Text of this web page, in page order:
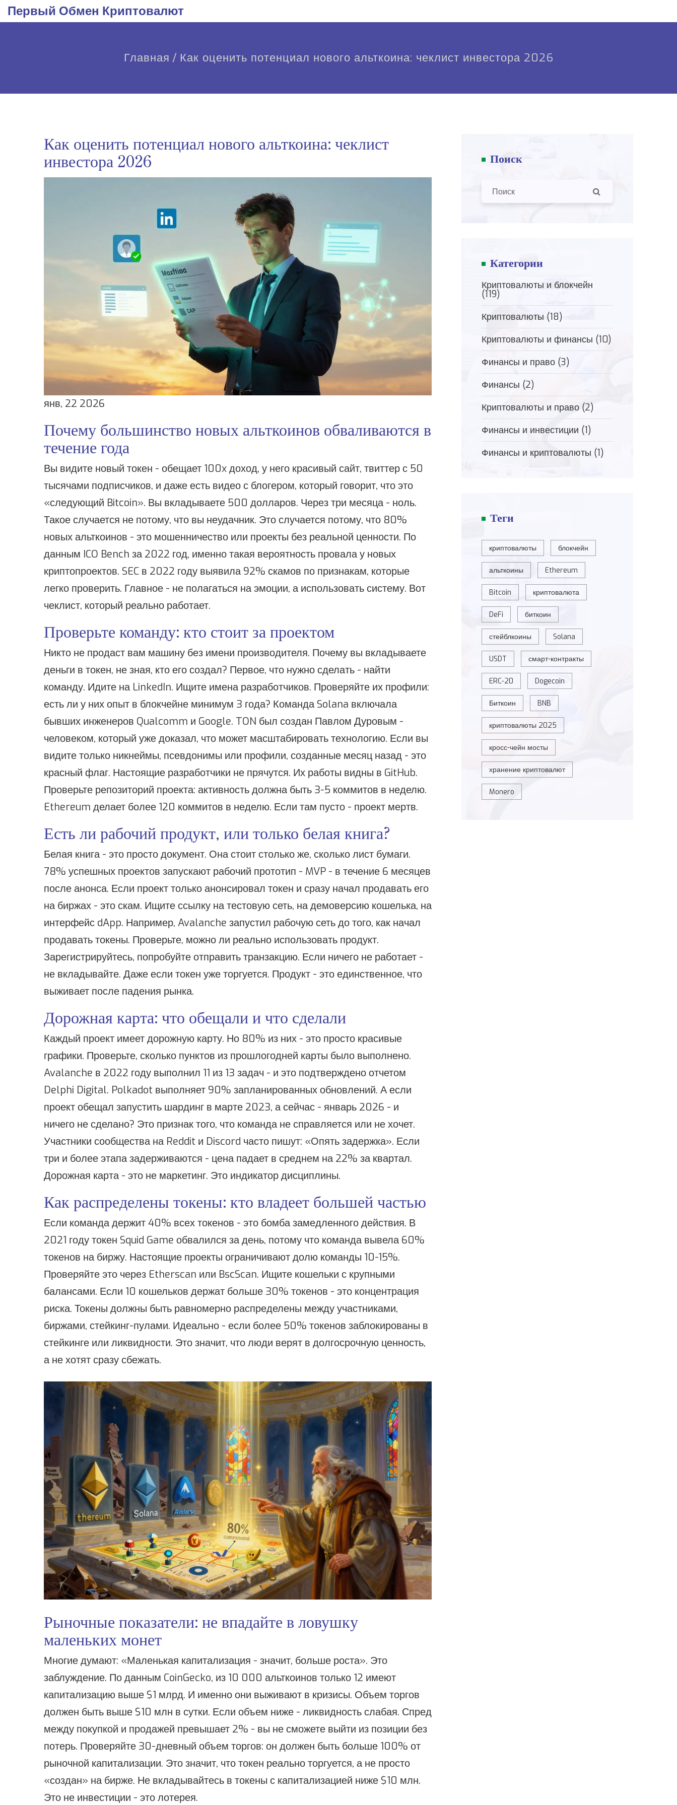
Первый Обмен Криптовалют
Главная / Как оценить потенциал нового альткоина: чеклист инвестора 2026
Как оценить потенциал нового альткоина: чеклист
инвестора 2026
янв, 22 2026
Почему большинство новых альткоинов обваливаются в
течение года
Вы видите новый токен - обещает 100x доход, у него красивый сайт, твиттер с 50
тысячами подписчиков, и даже есть видео с блогером, который говорит, что это
«следующий Bitcoin». Вы вкладываете 500 долларов. Через три месяца - ноль.
Такое случается не потому, что вы неудачник. Это случается потому, что 80%
новых альткоинов - это мошенничество или проекты без реальной ценности. По
данным ICO Bench за 2022 год, именно такая вероятность провала у новых
криптопроектов. SEC в 2022 году выявила 92% скамов по признакам, которые
легко проверить. Главное - не полагаться на эмоции, а использовать систему. Вот
чеклист, который реально работает.
Проверьте команду: кто стоит за проектом
Никто не продаст вам машину без имени производителя. Почему вы вкладываете
деньги в токен, не зная, кто его создал? Первое, что нужно сделать - найти
команду. Идите на LinkedIn. Ищите имена разработчиков. Проверяйте их профили:
есть ли у них опыт в блокчейне минимум 3 года? Команда Solana включала
бывших инженеров Qualcomm и Google. TON был создан Павлом Дуровым -
человеком, который уже доказал, что может масштабировать технологию. Если вы
видите только никнеймы, псевдонимы или профили, созданные месяц назад - это
красный флаг. Настоящие разработчики не прячутся. Их работы видны в GitHub.
Проверьте репозиторий проекта: активность должна быть 3-5 коммитов в неделю.
Ethereum делает более 120 коммитов в неделю. Если там пусто - проект мертв.
Есть ли рабочий продукт, или только белая книга?
Белая книга - это просто документ. Она стоит столько же, сколько лист бумаги.
78% успешных проектов запускают рабочий прототип - MVP - в течение 6 месяцев
после анонса. Если проект только анонсировал токен и сразу начал продавать его
на биржах - это скам. Ищите ссылку на тестовую сеть, на демоверсию кошелька, на
интерфейс dApp. Например, Avalanche запустил рабочую сеть до того, как начал
продавать токены. Проверьте, можно ли реально использовать продукт.
Зарегистрируйтесь, попробуйте отправить транзакцию. Если ничего не работает -
не вкладывайте. Даже если токен уже торгуется. Продукт - это единственное, что
выживает после падения рынка.
Дорожная карта: что обещали и что сделали
Каждый проект имеет дорожную карту. Но 80% из них - это просто красивые
графики. Проверьте, сколько пунктов из прошлогодней карты было выполнено.
Avalanche в 2022 году выполнил 11 из 13 задач - и это подтверждено отчетом
Delphi Digital. Polkadot выполняет 90% запланированных обновлений. А если
проект обещал запустить шардинг в марте 2023, а сейчас - январь 2026 - и
ничего не сделано? Это признак того, что команда не справляется или не хочет.
Участники сообщества на Reddit и Discord часто пишут: «Опять задержка». Если
три и более этапа задерживаются - цена падает в среднем на 22% за квартал.
Дорожная карта - это не маркетинг. Это индикатор дисциплины.
Как распределены токены: кто владеет большей частью
Если команда держит 40% всех токенов - это бомба замедленного действия. В
2021 году токен Squid Game обвалился за день, потому что команда вывела 60%
токенов на биржу. Настоящие проекты ограничивают долю команды 10-15%.
Проверяйте это через Etherscan или BscScan. Ищите кошельки с крупными
балансами. Если 10 кошельков держат больше 30% токенов - это концентрация
риска. Токены должны быть равномерно распределены между участниками,
биржами, стейкинг-пулами. Идеально - если более 50% токенов заблокированы в
стейкинге или ликвидности. Это значит, что люди верят в долгосрочную ценность,
а не хотят сразу сбежать.
Рыночные показатели: не впадайте в ловушку
маленьких монет
Многие думают: «Маленькая капитализация - значит, больше роста». Это
заблуждение. По данным CoinGecko, из 10 000 альткоинов только 12 имеют
капитализацию выше $1 млрд. И именно они выживают в кризисы. Объем торгов
должен быть выше $10 млн в сутки. Если объем ниже - ликвидность слабая. Спред
между покупкой и продажей превышает 2% - вы не сможете выйти из позиции без
потерь. Проверяйте 30-дневный объем торгов: он должен быть больше 100% от
рыночной капитализации. Это значит, что токен реально торгуется, а не просто
«создан» на бирже. Не вкладывайтесь в токены с капитализацией ниже $10 млн.
Это не инвестиции - это лотерея.
Поиск
Категории
Криптовалюты и блокчейн
(119)
Криптовалюты (18)
Криптовалюты и финансы (10)
Финансы и право (3)
Финансы (2)
Криптовалюты и право (2)
Финансы и инвестиции (1)
Финансы и криптовалюты (1)
Теги
криптовалюты блокчейн
альткоины Ethereum
Bitcoin криптовалюта
DeFi биткоин
стейблкоины Solana
USDT смарт-контракты
ERC-20 Dogecoin
Биткоин BNB
криптовалюты 2025
кросс-чейн мосты
хранение криптовалют
Monero